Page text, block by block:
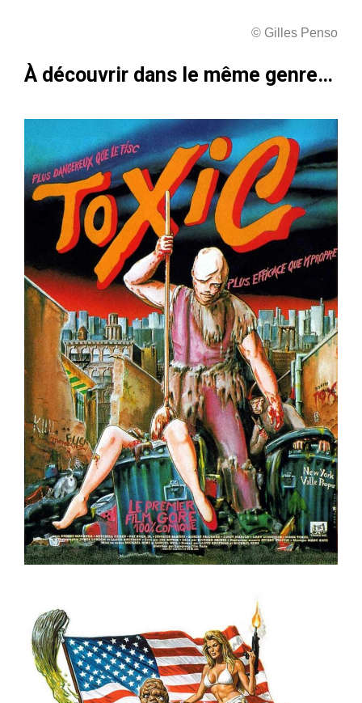
© Gilles Penso
À découvrir dans le même genre…